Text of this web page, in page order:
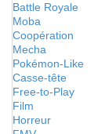
Battle Royale
Moba
Coopération
Mecha
Pokémon-Like
Casse-tête
Free-to-Play
Film
Horreur